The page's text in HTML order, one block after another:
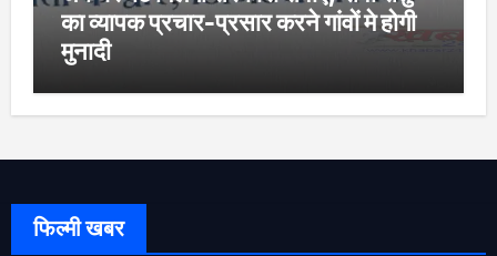
का व्यापक प्रचार-प्रसार करने गांवों मे होगी
मुनादी
फिल्मी खबर